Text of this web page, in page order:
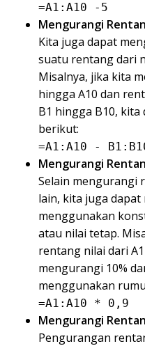
=A1:A10 -5
Mengurangi
Kita juga dapat
suatu rentang dari
Misalnya, jika kita
hingga A10 dan
B1 hingga B10,
berikut:
=A1:A10 -
Mengurangi
Selain mengurangi
lain, kita juga
menggunakan
atau nilai tetap.
rentang nilai dari
mengurangi 10%
menggunakan
=A1:A10 * 0,9
Mengurangi
Pengurangan